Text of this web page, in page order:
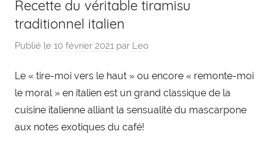
Recette du véritable tiramisu
traditionnel italien
Publié le 10 février 2021 par Leo
Le « tire-moi vers le haut » ou encore « remonte-moi
le moral » en italien est un grand classique de la
cuisine italienne alliant la sensualité du mascarpone
aux notes exotiques du café!